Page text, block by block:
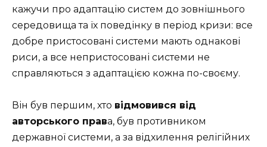
кажучи про адаптацію систем до зовнішнього
середовища та їх поведінку в період кризи: все
добре пристосовані системи мають однакові
риси, а все непристосовані системи не
справляються з адаптацією кожна по-своєму.
Він був першим, хто відмовився від
авторського права, був противником
державної системи, а за відхилення релігійних